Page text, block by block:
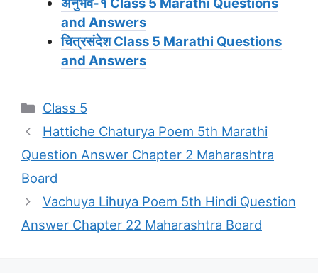
and Answers
चित्रसंदेश Class 5 Marathi Questions
and Answers
Categories
Class 5
Hattiche Chaturya Poem 5th Marathi
Question Answer Chapter 2 Maharashtra
Board
Vachuya Lihuya Poem 5th Hindi Question
Answer Chapter 22 Maharashtra Board